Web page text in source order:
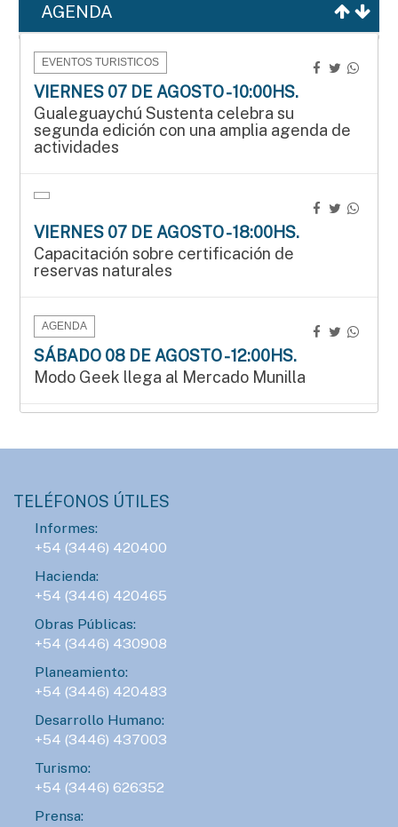
AGENDA
EVENTOS TURISTICOS
VIERNES 07 DE AGOSTO - 10:00HS.
Gualeguaychú Sustenta celebra su
segunda edición con una amplia agenda de
actividades
VIERNES 07 DE AGOSTO - 18:00HS.
Capacitación sobre certificación de
reservas naturales
AGENDA
SÁBADO 08 DE AGOSTO - 12:00HS.
Modo Geek llega al Mercado Munilla
LUNES 10 DE AGOSTO - 23:00HS.
ConTIER convoca a grupos teatrales para
desarrollar proyectos asociativos
SÁBADO 15 DE AGOSTO - 16:00HS.
Gran Prix Chipote 2026 de ajedrez blitz
AGENDA
DOMINGO 16 DE AGOSTO - 18:00HS.
Ballet La Fronteriza de Gualeguaychú
TELÉFONOS ÚTILES
Informes:
+54 (3446) 420400
Hacienda:
+54 (3446) 420465
Obras Públicas:
+54 (3446) 430908
Planeamiento:
+54 (3446) 420483
Desarrollo Humano:
+54 (3446) 437003
Turismo:
+54 (3446) 626352
Prensa: